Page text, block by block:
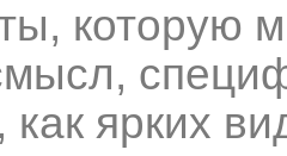
которую
как ярких